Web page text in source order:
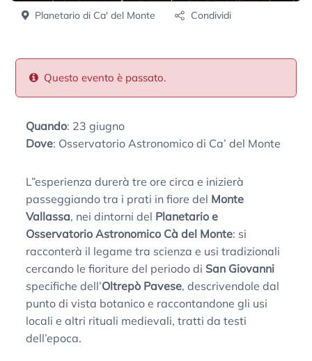
Planetario di Ca' del Monte Condividi
Questo evento è passato.
Quando: 23 giugno
Dove: Osservatorio Astronomico di Ca’ del Monte
L”esperienza durerà tre ore circa e inizierà
passeggiando tra i prati in fiore del Monte
Vallassa, nei dintorni del Planetario e
Osservatorio Astronomico Cà del Monte: si
racconterà il legame tra scienza e usi tradizionali
cercando le fioriture del periodo di San Giovanni
specifiche dell’Oltrepò Pavese, descrivendole dal
punto di vista botanico e raccontandone gli usi
locali e altri rituali medievali, tratti da testi
dell’epoca.